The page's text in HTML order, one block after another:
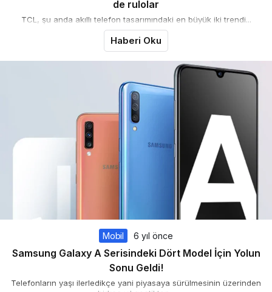
de rulolar
TCL, şu anda akıllı telefon tasarımındaki en büyük iki trendi...
Haberi Oku
Mobil 6 yıl önce
Samsung Galaxy A Serisindeki Dört Model İçin Yolun
Sonu Geldi!
Telefonların yaşı ilerledikçe yani piyasaya sürülmesinin üzerinden